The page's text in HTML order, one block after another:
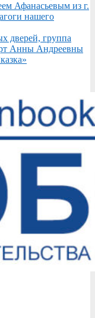
Афанасьевым из г.
нашего
дверей, группа
Анны Андреевны